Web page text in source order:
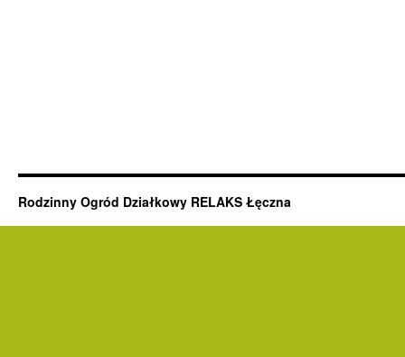
Rodzinny Ogród Działkowy RELAKS Łęczna